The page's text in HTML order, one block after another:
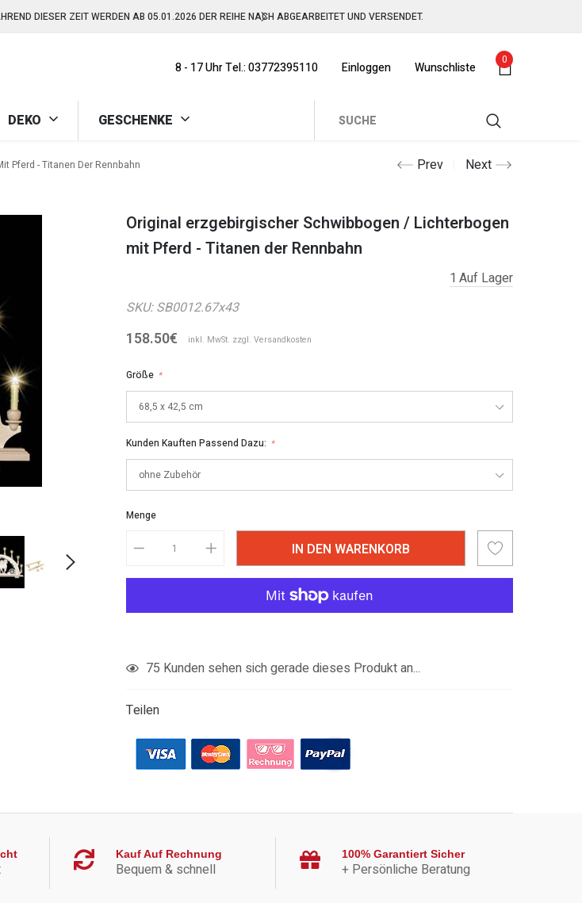
DIESER ZEIT WERDEN AB 05.01.2026 DER REIHE NACH ABGEARBEITET UND VERSENDET.
8 - 17 Uhr Tel.: 03772395110 Einloggen Wunschliste 0
DEKO GESCHENKE
Pferd - Titanen Der Rennbahn Prev Next
Original erzgebirgischer Schwibbogen / Lichterbogen
mit Pferd - Titanen der Rennbahn
1 Auf Lager
SKU: SB0012.67x43
158.50€ inkl. MwSt. zzgl. Versandkosten
Größe *
Kunden Kauften Passend Dazu: *
Menge
IN DEN WARENKORB
Produkt
den
Warenkorb
legen
75 Kunden sehen sich gerade dieses Produkt an...
Teilen
Kauf Auf Rechnung
Bequem & schnell
100% Garantiert Sicher
+ Persönliche Beratung